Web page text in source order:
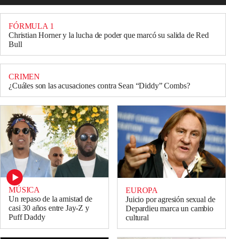
FÓRMULA 1
Christian Horner y la lucha de poder que marcó su salida de Red
Bull
CRIMEN
¿Cuáles son las acusaciones contra Sean “Diddy” Combs?
MÚSICA
Un repaso de la amistad de
casi 30 años entre Jay-Z y
Puff Daddy
EUROPA
Juicio por agresión sexual de
Depardieu marca un cambio
cultural